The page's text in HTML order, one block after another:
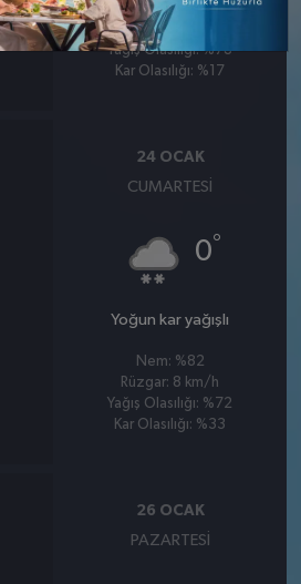
Nem: %70
Rüzgar: 10 km/h
Yağış Olasılığı: %78
Kar Olasılığı: %17
24 OCAK
CUMARTESI
0°
Yoğun kar yağışlı
Nem: %82
Rüzgar: 8 km/h
Yağış Olasılığı: %72
Kar Olasılığı: %33
26 OCAK
PAZARTESI